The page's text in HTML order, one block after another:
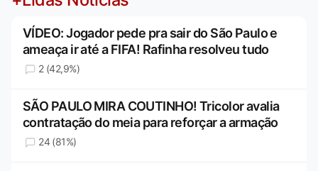
VÍDEO: Jogador pede pra sair do São Paulo e
ameaça ir até a FIFA! Rafinha resolveu tudo
2 (42,9%)
SÃO PAULO MIRA COUTINHO! Tricolor avalia
contratação do meia para reforçar a armação
24 (81%)